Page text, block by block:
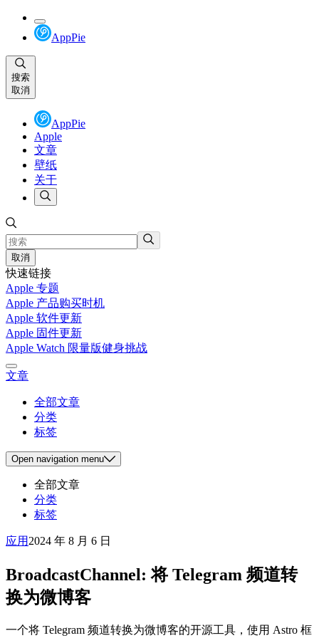
AppPie
搜索
取消
AppPie
Apple
文章
壁纸
关于
取消
快速链接
Apple 专题
Apple 产品购买时机
Apple 软件更新
Apple 固件更新
Apple Watch 限量版健身挑战
文章
全部文章
分类
标签
Open navigation menu
全部文章
分类
标签
应用 2024 年 8 月 6 日
BroadcastChannel: 将 Telegram 频道转
换为微博客
一个将 Telegram 频道转换为微博客的开源工具，使用 Astro 框